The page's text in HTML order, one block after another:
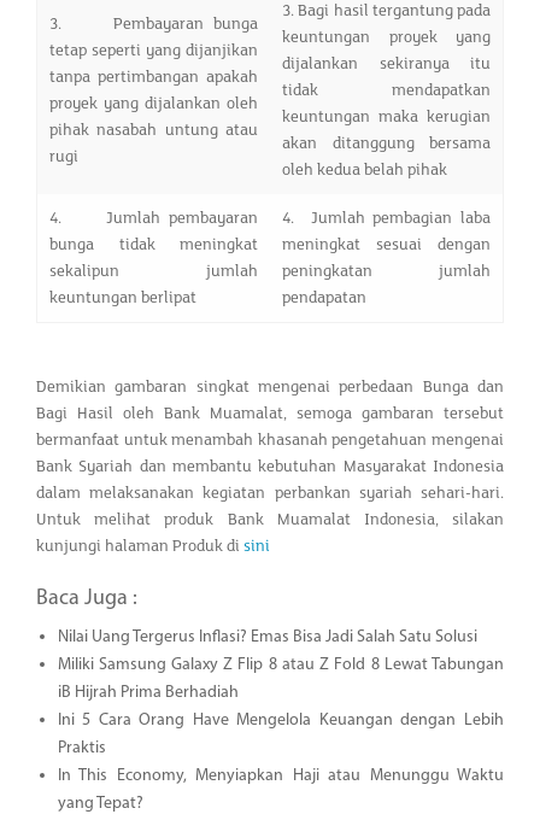
3. Pembayaran bunga
tetap seperti yang dijanjikan
tanpa pertimbangan apakah
proyek yang dijalankan oleh
pihak nasabah untung atau
rugi
3. Bagi hasil tergantung pada
keuntungan proyek yang
dijalankan sekiranya itu
tidak mendapatkan
keuntungan maka kerugian
akan ditanggung bersama
oleh kedua belah pihak
4. Jumlah pembayaran
bunga tidak meningkat
sekalipun jumlah
keuntungan berlipat
4. Jumlah pembagian laba
meningkat sesuai dengan
peningkatan jumlah
pendapatan
Demikian gambaran singkat mengenai perbedaan Bunga dan
Bagi Hasil oleh Bank Muamalat, semoga gambaran tersebut
bermanfaat untuk menambah khasanah pengetahuan mengenai
Bank Syariah dan membantu kebutuhan Masyarakat Indonesia
dalam melaksanakan kegiatan perbankan syariah sehari-hari.
Untuk melihat produk Bank Muamalat Indonesia, silakan
kunjungi halaman Produk di sini
Baca Juga :
Nilai Uang Tergerus Inflasi? Emas Bisa Jadi Salah Satu Solusi
Miliki Samsung Galaxy Z Flip 8 atau Z Fold 8 Lewat Tabungan
iB Hijrah Prima Berhadiah
Ini 5 Cara Orang Have Mengelola Keuangan dengan Lebih
Praktis
In This Economy, Menyiapkan Haji atau Menunggu Waktu
yang Tepat?